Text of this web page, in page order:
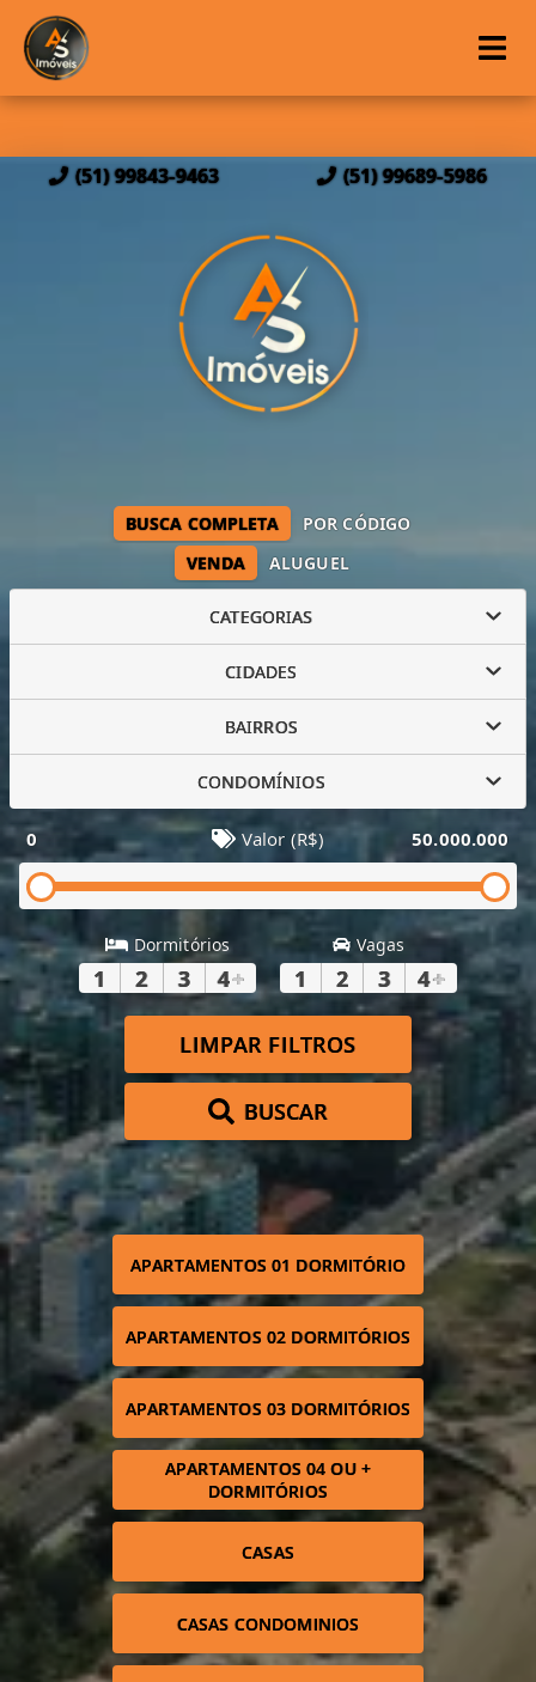
(51) 99843-9463 (51) 99689-5986
VENDA ALUGUEL
BUSCA COMPLETA POR CÓDIGO
CATEGORIAS
CIDADES
BAIRROS
CONDOMÍNIOS
0 Valor (R$) 50.000.000
Dormitórios
1 2 3 4+
Vagas
1 2 3 4+
LIMPAR FILTROS
BUSCAR
APARTAMENTOS 01 DORMITÓRIO
APARTAMENTOS 02 DORMITÓRIOS
APARTAMENTOS 03 DORMITÓRIOS
APARTAMENTOS 04 OU +
DORMITÓRIOS
CASAS
CASAS CONDOMINIOS